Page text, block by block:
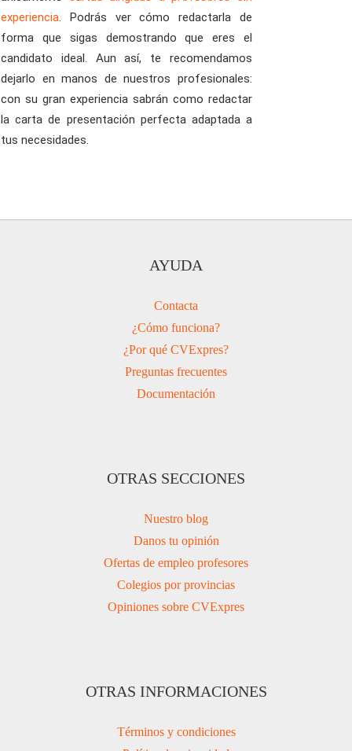
experiencia. Podrás ver cómo redactarla de
forma que sigas demostrando que eres el
candidato ideal. Aun así, te recomendamos
dejarlo en manos de nuestros profesionales:
con su gran experiencia sabrán como redactar
la carta de presentación perfecta adaptada a
tus necesidades.
AYUDA
Contacta
¿Cómo funciona?
¿Por qué CVExpres?
Preguntas frecuentes
Documentación
OTRAS SECCIONES
Nuestro blog
Danos tu opinión
Ofertas de empleo profesores
Colegios por provincias
Opiniones sobre CVExpres
OTRAS INFORMACIONES
Términos y condiciones